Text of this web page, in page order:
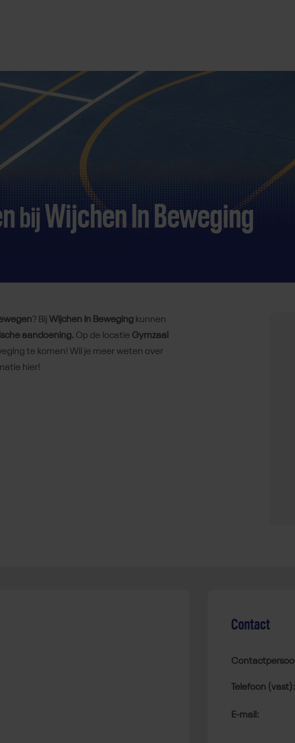
bij Wijchen In Beweging
? Bij Wijchen In Beweging kunnen
aandoening. Op de locatie Gymzaal
te komen! Wil je meer weten over
hier!
Contact
Telefoon (vast):
E-mail: